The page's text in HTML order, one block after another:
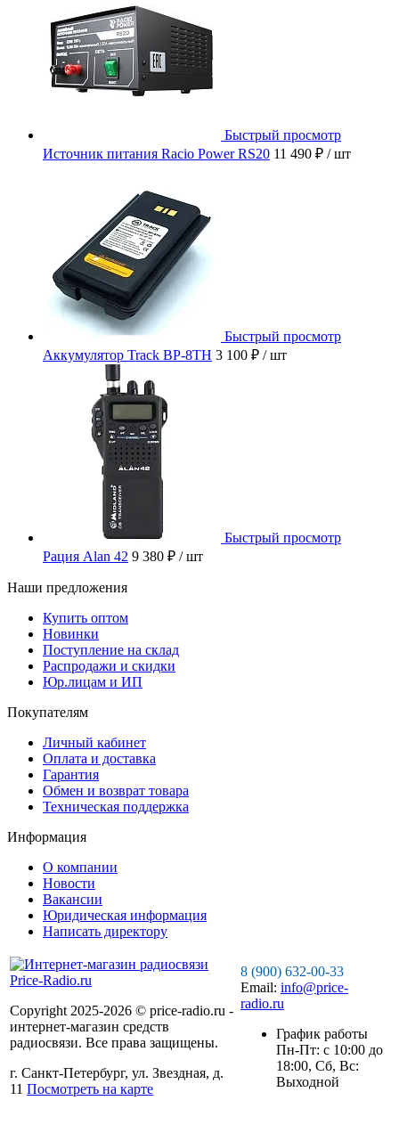
Быстрый просмотр
Источник питания Racio Power RS20 11 490 ₽ / шт
Быстрый просмотр
Аккумулятор Track BP-8TH 3 100 ₽ / шт
Быстрый просмотр
Рация Alan 42 9 380 ₽ / шт
Наши предложения
Купить оптом
Новинки
Поступление на склад
Распродажи и скидки
Юр.лицам и ИП
Покупателям
Личный кабинет
Оплата и доставка
Гарантия
Обмен и возврат товара
Техническая поддержка
Информация
О компании
Новости
Вакансии
Юридическая информация
Написать директору
Copyright 2025-2026 © price-radio.ru -
интернет-магазин средств
радиосвязи. Все права защищены.
г. Санкт-Петербург, ул. Звездная, д.
11 Посмотреть на карте
8 (900) 632-00-33
Email: info@price-
radio.ru
График работы
Пн-Пт: c 10:00 до
18:00, Сб, Вс:
Выходной